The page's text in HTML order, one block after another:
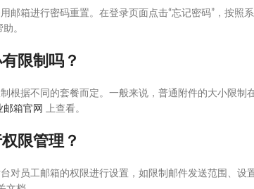
邮箱进行密码重置。在登录页面点击“忘记密码”，按照
。
限制吗？
根据不同的套餐而定。一般来说，普通附件的大小限制
邮箱官网 上查看。
限管理？
对员工邮箱的权限进行设置，如限制邮件发送范围、